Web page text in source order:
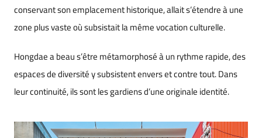
conservant son emplacement historique, allait s’étendre à une
zone plus vaste où subsistait la même vocation culturelle.
Hongdae a beau s’être métamorphosé à un rythme rapide, des
espaces de diversité y subsistent envers et contre tout. Dans
leur continuité, ils sont les gardiens d’une originale identité.